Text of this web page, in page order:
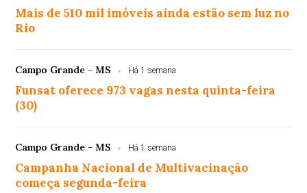
Mais de 510 mil imóveis ainda estão sem luz no
Rio
Campo Grande - MS Há 1 semana
Funsat oferece 973 vagas nesta quinta-feira
(30)
Campo Grande - MS Há 1 semana
Campanha Nacional de Multivacinação
começa segunda-feira